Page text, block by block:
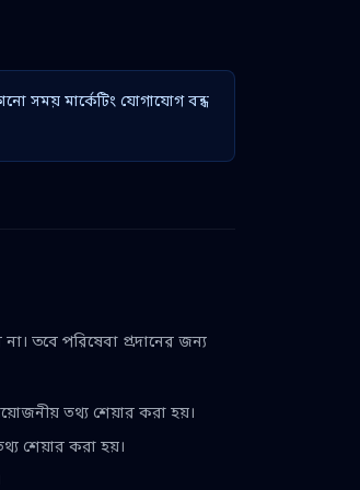
সময় মার্কেটিং যোগাযোগ বন্ধ
তবে পরিষেবা প্রদানের জন্য
তথ্য শেয়ার করা হয়।
শেয়ার করা হয়।